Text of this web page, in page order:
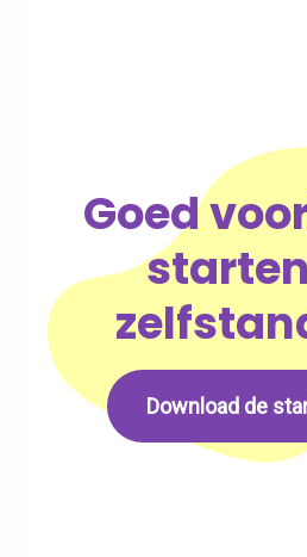
Goed
Download de